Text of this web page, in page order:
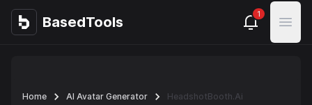
BasedTools
BasedTools 1
Open
Home AI Avatar Generator HeadshotBooth.ai